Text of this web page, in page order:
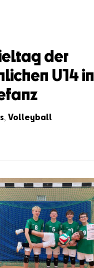
der
U14 in
, Volleyball